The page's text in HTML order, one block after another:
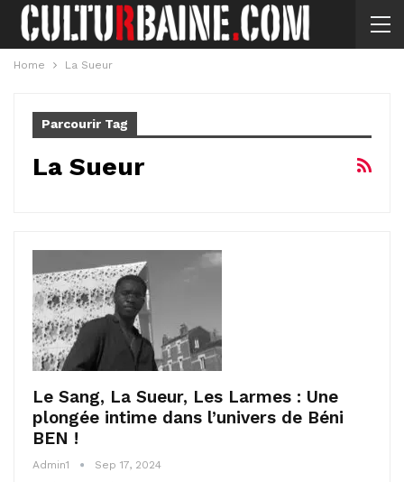
Home La Sueur
Parcourir Tag
La Sueur
Le Sang, La Sueur, Les Larmes : Une
plongée intime dans l’univers de Béni
BEN !
Admin1 Sep 17, 2024